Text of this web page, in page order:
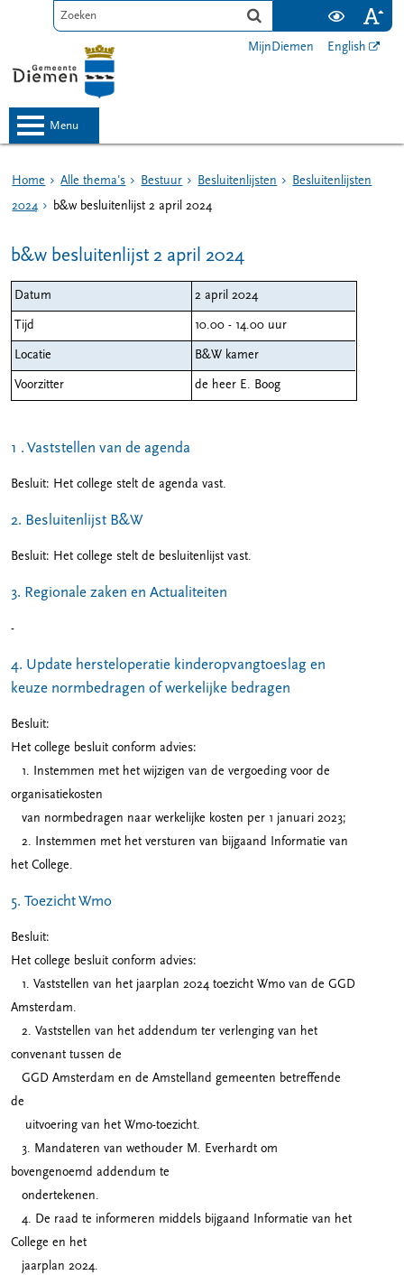
MijnDiemen English
menu
Home Alle thema's Bestuur Besluitenlijsten
Besluitenlijsten
2024
b&w besluitenlijst 2 april 2024
b&w besluitenlijst 2 april 2024
Datum 2 april 2024
Tijd 10.00 - 14.00 uur
Locatie B&W kamer
Voorzitter de heer E. Boog
1 . Vaststellen van de agenda
Besluit: Het college stelt de agenda vast.
2. Besluitenlijst B&W
Besluit: Het college stelt de besluitenlijst vast.
3. Regionale zaken en Actualiteiten
-
4. Update hersteloperatie kinderopvangtoeslag en
keuze normbedragen of werkelijke bedragen
Besluit:
Het college besluit conform advies:
1. Instemmen met het wijzigen van de vergoeding voor de
organisatiekosten
van normbedragen naar werkelijke kosten per 1 januari 2023;
2. Instemmen met het versturen van bijgaand Informatie van
het College.
5. Toezicht Wmo
Besluit:
Het college besluit conform advies:
1. Vaststellen van het jaarplan 2024 toezicht Wmo van de GGD
Amsterdam.
2. Vaststellen van het addendum ter verlenging van het
convenant tussen de
GGD Amsterdam en de Amstelland gemeenten betreffende
de
uitvoering van het Wmo-toezicht.
3. Mandateren van wethouder M. Everhardt om
bovengenoemd addendum te
ondertekenen.
4. De raad te informeren middels bijgaand Informatie van het
College en het
jaarplan 2024.